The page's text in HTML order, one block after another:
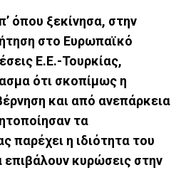
όπου ξεκίνησα, στην
στο Ευρωπαϊκό
Ε.Ε.-Τουρκίας,
ότι σκοπίμως η
και από ανεπάρκεια
τα
παρέχει η ιδιότητα του
επιβάλουν κυρώσεις στην